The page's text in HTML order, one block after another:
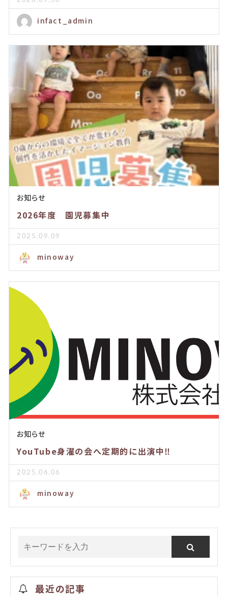
infact_admin
お知らせ
2026年度 園児募集中
2025.09.09
minoway
お知らせ
YouTube身濯の会へ定期的に出演中‼️
2025.06.06
minoway
最近の記事